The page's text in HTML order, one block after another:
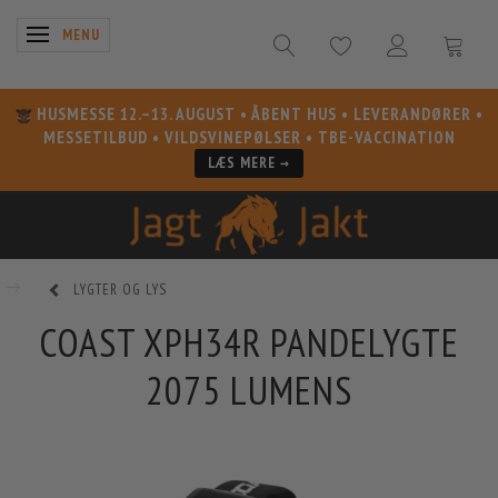
SKIFTE NAVIGATION
MENU
HUSMESSE 12.–13. AUGUST • ÅBENT HUS • LEVERANDØRER •
MESSETILBUD • VILDSVINEPØLSER • TBE-VACCINATION
LÆS MERE →
LYGTER OG LYS
COAST XPH34R PANDELYGTE
2075 LUMENS